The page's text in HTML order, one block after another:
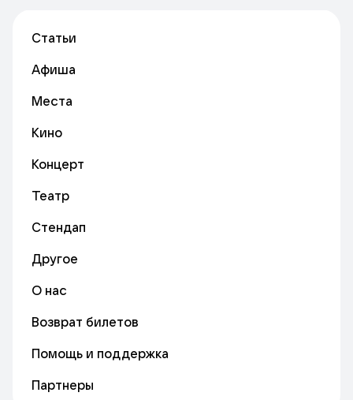
Статьи
Афиша
Места
Кино
Концерт
Театр
Стендап
Другое
О нас
Возврат билетов
Помощь и поддержка
Партнеры